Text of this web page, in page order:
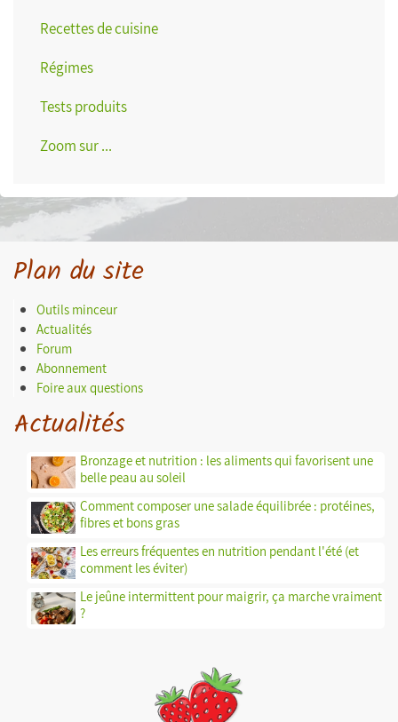
Recettes de cuisine
Régimes
Tests produits
Zoom sur ...
Plan du site
Outils minceur
Actualités
Forum
Abonnement
Foire aux questions
Actualités
Bronzage et nutrition : les aliments qui favorisent une
belle peau au soleil
Comment composer une salade équilibrée : protéines,
fibres et bons gras
Les erreurs fréquentes en nutrition pendant l'été (et
comment les éviter)
Le jeûne intermittent pour maigrir, ça marche vraiment
?